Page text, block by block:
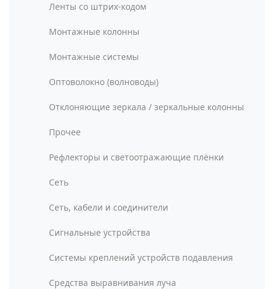
Ленты со штрих-кодом
Монтажные колонны
Монтажные системы
Оптоволокно (волноводы)
Отклоняющие зеркала / зеркальные колонны
Прочее
Рефлекторы и светоотражающие плёнки
Сеть
Сеть, кабели и соединители
Сигнальные устройства
Системы креплений устройств подавления
Средства выравнивания луча